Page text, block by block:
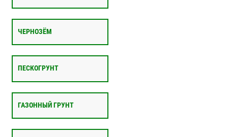
ЧЕРНОЗЁМ
ПЕСКОГРУНТ
ГАЗОННЫЙ ГРУНТ